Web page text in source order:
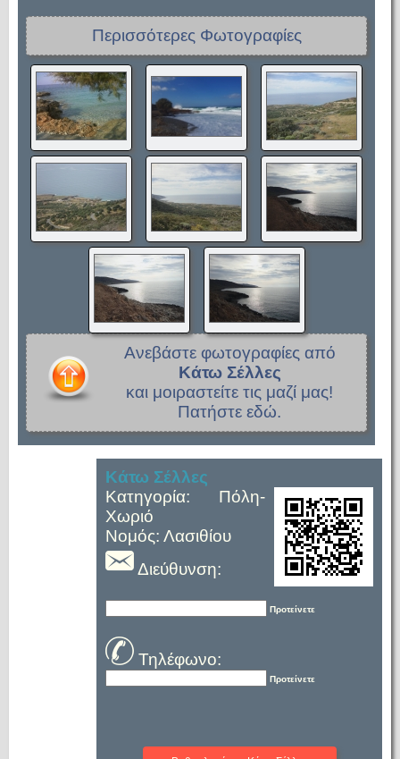
Περισσότερες Φωτογραφίες
Ανεβάστε φωτογραφίες από
Κάτω Σέλλες
και μοιραστείτε τις μαζί μας!
Πατήστε εδώ.
Κάτω Σέλλες
Κατηγορία: Πόλη-
Χωριό
Νομός: Λασιθίου
Διεύθυνση:
Προτείνετε
Τηλέφωνο:
Προτείνετε